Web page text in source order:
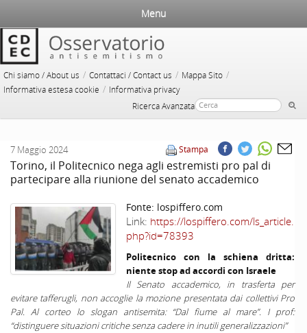
Chi siamo / About us / Contattaci / Contact us / Mappa Sito /
Informativa estesa cookie / Informativa privacy
Ricerca Avanzata
Menu
Stampa
7 Maggio 2024
Torino, il Politecnico nega agli estremisti pro pal di
partecipare alla riunione del senato accademico
Fonte: lospiffero.com
Link: https://lospiffero.com/ls_article.
php?id=78393
Politecnico con la schiena dritta:
niente stop ad accordi con Israele
Il Senato accademico, in trasferta per
evitare tafferugli, non accoglie la mozione presentata dai collettivi Pro
Pal. Al corteo lo slogan antisemita: “Dal fiume al mare”. I prof:
“distinguere situazioni critiche senza cadere in inutili generalizzazioni”